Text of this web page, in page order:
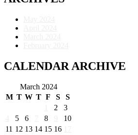
CALENDAR ARCHIVE
March 2024
M T W T F S
S
2
3
5 6 8
10
11 12 13 14 15 16